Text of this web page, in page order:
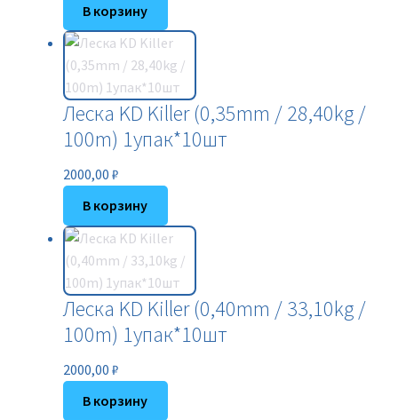
В корзину
Леска KD Killer (0,35mm / 28,40kg /
100m) 1упак*10шт
2000,00 ₽
В корзину
Леска KD Killer (0,40mm / 33,10kg /
100m) 1упак*10шт
2000,00 ₽
В корзину